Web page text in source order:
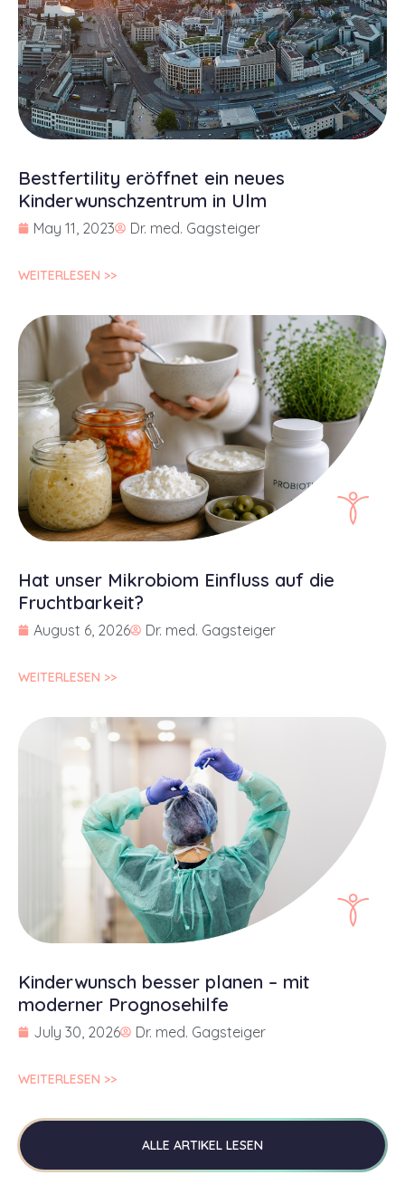
Bestfertility eröffnet ein neues
Kinderwunschzentrum in Ulm
May 11, 2023 Dr. med. Gagsteiger
WEITERLESEN >>
Hat unser Mikrobiom Einfluss auf die
Fruchtbarkeit?
August 6, 2026 Dr. med. Gagsteiger
WEITERLESEN >>
Kinderwunsch besser planen – mit
moderner Prognosehilfe
July 30, 2026 Dr. med. Gagsteiger
WEITERLESEN >>
ALLE ARTIKEL LESEN